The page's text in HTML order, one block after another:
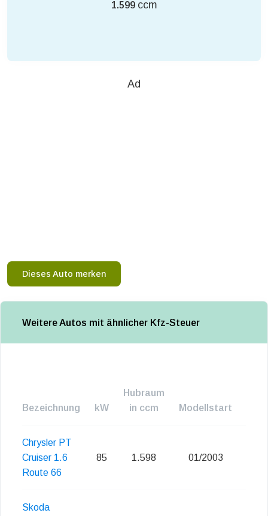
1.599 ccm
Ad
Dieses Auto merken
Weitere Autos mit ähnlicher Kfz-Steuer
Bezeichnung kW
Hubraum
in ccm
Modellstart
Chrysler PT
Cruiser 1.6
Route 66
85 1.598 01/2003
Skoda